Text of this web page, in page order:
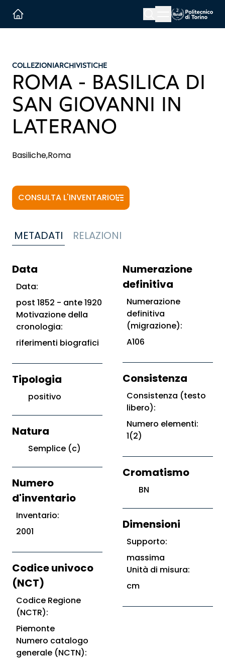
Menu button
COLLEZIONIARCHIVISTICHE
ROMA - BASILICA DI
SAN GIOVANNI IN
LATERANO
Basiliche,Roma
CONSULTA L'INVENTARIO
METADATI RELAZIONI
Data
Data:
post 1852 - ante 1920
Motivazione della
cronologia:
riferimenti biografici
Tipologia
positivo
Natura
Semplice (c)
Numero
d'inventario
Inventario:
2001
Codice univoco
(NCT)
Codice Regione
(NCTR):
Piemonte
Numero catalogo
generale (NCTN):
Numerazione
definitiva
Numerazione
definitiva
(migrazione):
A106
Consistenza
Consistenza (testo
libero):
Numero elementi:
1(2)
Cromatismo
BN
Dimensioni
Supporto:
massima
Unità di misura:
cm